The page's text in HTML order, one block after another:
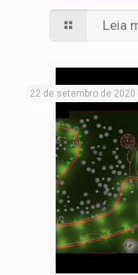
Leia
22 de setembro de 2020